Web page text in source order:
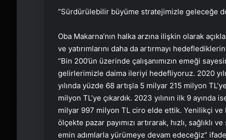
“Sürdürülebilir büyüme stratejimizle geleceğe
Oba Makarna’nın halka arzına ilişkin olarak
ve yatırımlarını daha da artırmayı
“Bin 200’ün üzerinde çalışanımızın emeği
gelirlerimizle daima ileriyi hedefliyoruz. 2020
yılında yüzde 68 artışla 5 milyar 215 milyon
milyon TL’ye çıkardık. 2023 yılının ilk 9 ayında
milyar 997 milyon TL ciro elde ettik. Yenilikçi ve
ölçekte pazar payımızı artırarak, hızlı,
emin adımlarla yürümeye devam edeceğiz”